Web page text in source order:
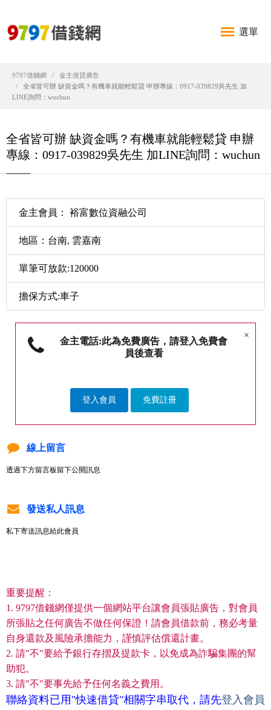
選單
9797借錢網
金主借貸廣告
全省皆可辦 缺資金嗎？有機車就能輕鬆貸 申辦專線：0917-039829吳先生 加
LINE詢問：wuchun
全省皆可辦 缺資金嗎？有機車就能輕鬆貸 申辦
專線：0917-039829吳先生 加LINE詢問：wuchun
金主會員： 裕富數位資融公司
地區：台南, 雲嘉南
單筆可放款:120000
擔保方式:車子
×
金主電話:此為免費廣告，請登入免費會
員後查看
登入會員 免費註冊
線上留言
透過下方留言板留下公開訊息
發送私人訊息
私下寄送訊息給此會員
重要提醒：
1. 9797借錢網僅提供一個網站平台讓會員張貼廣告，對會員
所張貼之任何廣告不做任何保證！請會員借款前，務必考量
自身還款及風險承擔能力，謹慎評估償還計畫。
2. 請"不"要給予銀行存摺及提款卡，以免成為詐騙集團的幫
助犯。
3. 請"不"要事先給予任何名義之費用。
聯絡資料已用"快速借貸"相關字串取代，請先登入會員